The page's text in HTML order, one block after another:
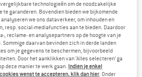
technologieën om de noodzakelijke
te garanderen. Bovendien bieden we bijkomende
we ons dataverkeer, om inhouden en
resp. social-mediafuncties aan te bieden. Daardoor
, reclame- en analysepartners op de hoogte van je
Sommige daarvan bevinden zich in derde landen
om je gegevens te beschermen, bijvoorbeeld
Door het aanklikken van ‘Alles selecteren’ ga
deze manier te werk gaan. Indien je enkel
wenst te accepteren, klik dan hier. Onder